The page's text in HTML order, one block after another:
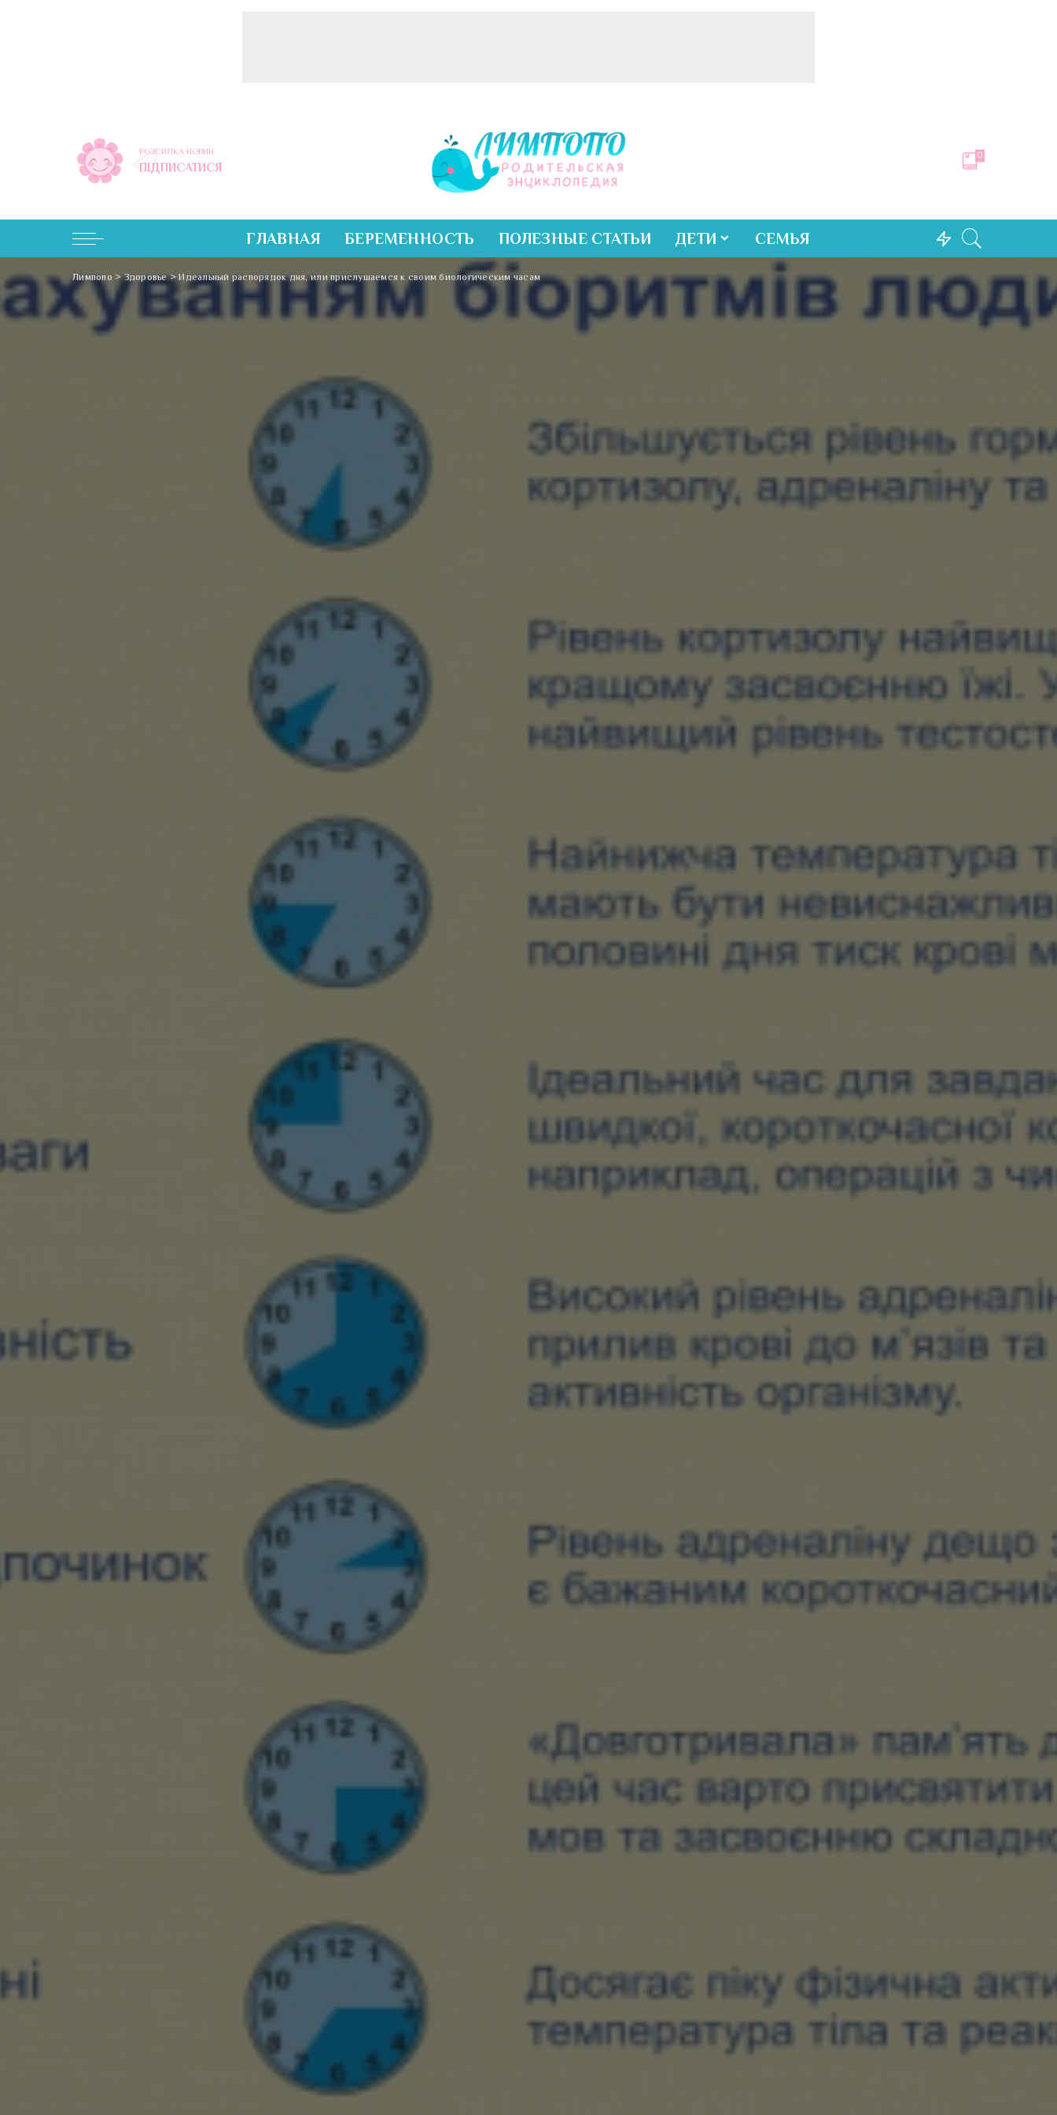
РОЗСИЛКА НОВИН
ПІДПИСАТИСЯ
0
ГЛАВНАЯ БЕРЕМЕННОСТЬ ПОЛЕЗНЫЕ СТАТЬИ ДЕТИ СЕМЬЯ
Лимпопо >Здоровье>Идеальный распорядок дня, или прислушаемся к своим биологическим часам